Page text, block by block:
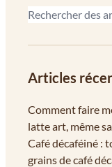
Articles
Comment faire
latte art, même
Café décaféiné :
grains de café